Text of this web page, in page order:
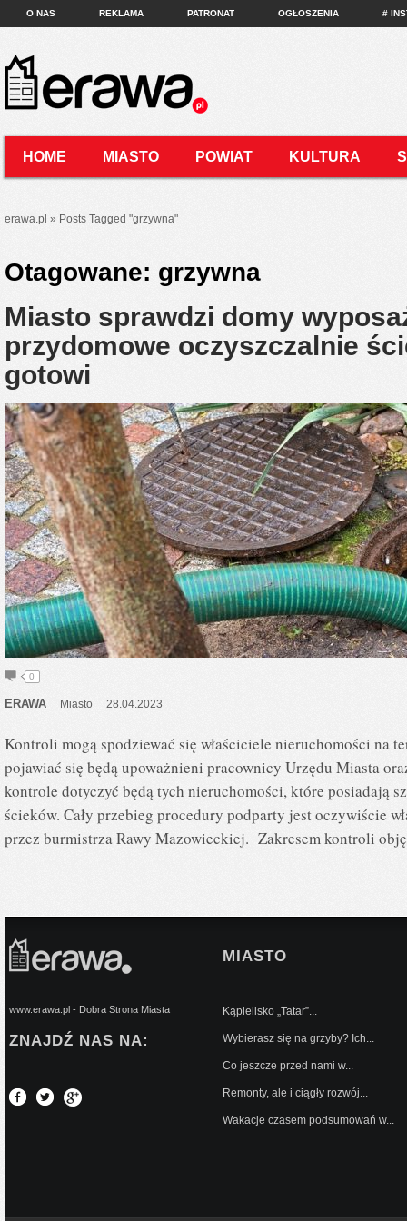
O NAS REKLAMA PATRONAT OGŁOSZENIA #
HOME MIASTO POWIAT KULTURA
erawa.pl » Posts Tagged "grzywna"
Otagowane: grzywna
Miasto sprawdzi domy
przydomowe oczyszczalnie
gotowi
0
ERAWA Miasto 28.04.2023
Kontroli mogą spodziewać się właściciele nieruchomości na
pojawiać się będą upoważnieni pracownicy Urzędu Miasta
kontrole dotyczyć będą tych nieruchomości, które posiadają
ścieków. Cały przebieg procedury podparty jest oczywiście
przez burmistrza Rawy Mazowieckiej. Zakresem kontroli
www.erawa.pl - Dobra Strona Miasta
ZNAJDŹ NAS NA:
MIASTO
Kąpielisko „Tatar”...
Wybierasz się na grzyby? Ich...
Co jeszcze przed nami w...
Remonty, ale i ciągły rozwój...
Wakacje czasem podsumowań w...